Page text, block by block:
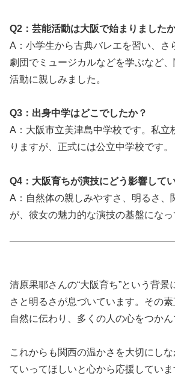
Q2：芸能活動は大阪で始まりました
A：小学生から古典バレエを習い、さ
劇団でミュージカルなどを学ぶなど
活動に親しみました。
Q3：出身中学はどこでしたか？
A：大阪市立美津島中学校です。私立
りますが、正式には公立中学校です。
Q4：大阪育ちが演技にどう影響して
A：自然体の親しみやすさ、明るさ、
が、彼女の魅力的な演技の基盤になっ
清原果耶さんの“大阪育ち”という背景
さと明るさが息づいています。その
自然に伝わり、多くの人の心をつかん
これからも関西の温かさを大切にし
ていってほしいと心から応援していま